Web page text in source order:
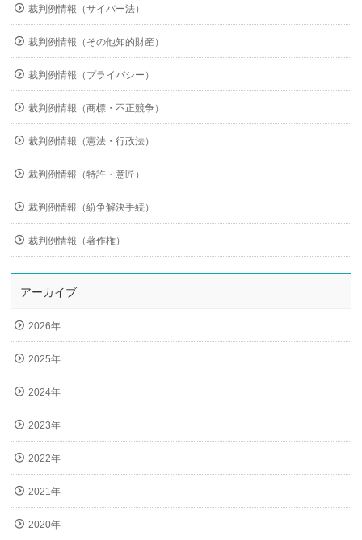
裁判例情報（サイバー法）
裁判例情報（その他知的財産）
裁判例情報（プライバシー）
裁判例情報（商標・不正競争）
裁判例情報（憲法・行政法）
裁判例情報（特許・意匠）
裁判例情報（紛争解決手続）
裁判例情報（著作権）
アーカイブ
2026年
2025年
2024年
2023年
2022年
2021年
2020年